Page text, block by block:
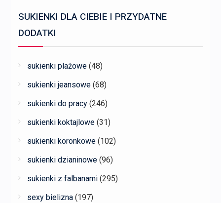
SUKIENKI DLA CIEBIE I PRZYDATNE
DODATKI
sukienki plażowe (48)
sukienki jeansowe (68)
sukienki do pracy (246)
sukienki koktajlowe (31)
sukienki koronkowe (102)
sukienki dzianinowe (96)
sukienki z falbanami (295)
sexy bielizna (197)